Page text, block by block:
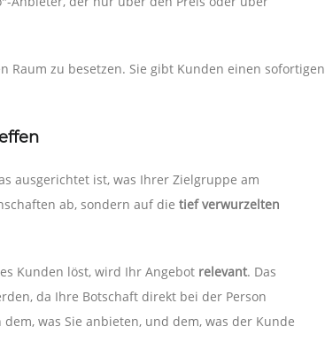
Raum zu besetzen. Sie gibt Kunden einen sofortigen
ausgerichtet ist, was Ihrer Zielgruppe am
ab, sondern auf die tief verwurzelten
Kunden löst, wird Ihr Angebot relevant. Das
da Ihre Botschaft direkt bei der Person
was Sie anbieten, und dem, was der Kunde